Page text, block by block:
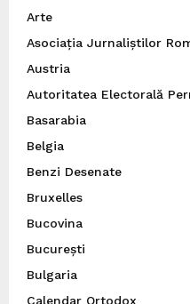
Arte
Asociația Jurnaliștilor
Austria
Autoritatea Electorală
Basarabia
Belgia
Benzi Desenate
Bruxelles
Bucovina
București
Bulgaria
Calendar Ortodox